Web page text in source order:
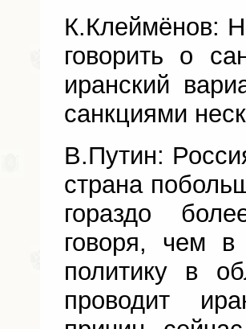
К.Клеймёнов:
говорить о
иранский
санкциями
В.Путин:
страна
гораздо
говоря, чем
политику в
проводит